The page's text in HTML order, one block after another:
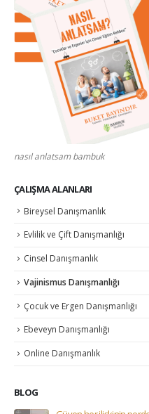
nasıl anlatsam bambuk
ÇALIŞMA ALANLARI
Bireysel Danışmanlık
Evlilik ve Çift Danışmanlığı
Cinsel Danışmanlık
Vajinismus Danışmanlığı
Çocuk ve Ergen Danışmanlığı
Ebeveyn Danışmanlığı
Online Danışmanlık
BLOG